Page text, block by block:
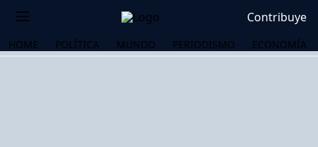
Contribuye
HOME POLÍTICA MUNDO PERIODISMO ECONOMÍA